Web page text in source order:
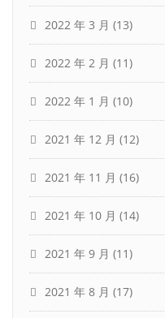
2022 年 3 月 (13)
2022 年 2 月 (11)
2022 年 1 月 (10)
2021 年 12 月 (12)
2021 年 11 月 (16)
2021 年 10 月 (14)
2021 年 9 月 (11)
2021 年 8 月 (17)